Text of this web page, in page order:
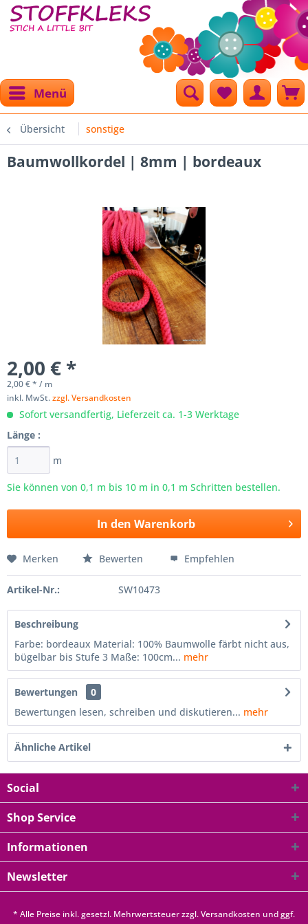
Menü
Übersicht sonstige
Baumwollkordel | 8mm | bordeaux
2,00 € *
2,00 € * / m
inkl. MwSt.zzgl. Versandkosten
Sofort versandfertig, Lieferzeit ca. 1-3 Werktage
Länge :
m
Sie können von 0,1 m bis 10 m in 0,1 m Schritten bestellen.
In den Warenkorb
Merken Bewerten Empfehlen
Artikel-Nr.: SW10473
Beschreibung
Farbe: bordeaux Material: 100% Baumwolle färbt nicht aus,
bügelbar bis Stufe 3 Maße: 100cm... mehr
Bewertungen
0
Bewertungen lesen, schreiben und diskutieren... mehr
Ähnliche Artikel
Social
Shop Service
Informationen
Newsletter
* Alle Preise inkl. gesetzl. Mehrwertsteuer zzgl.Versandkosten und ggf.